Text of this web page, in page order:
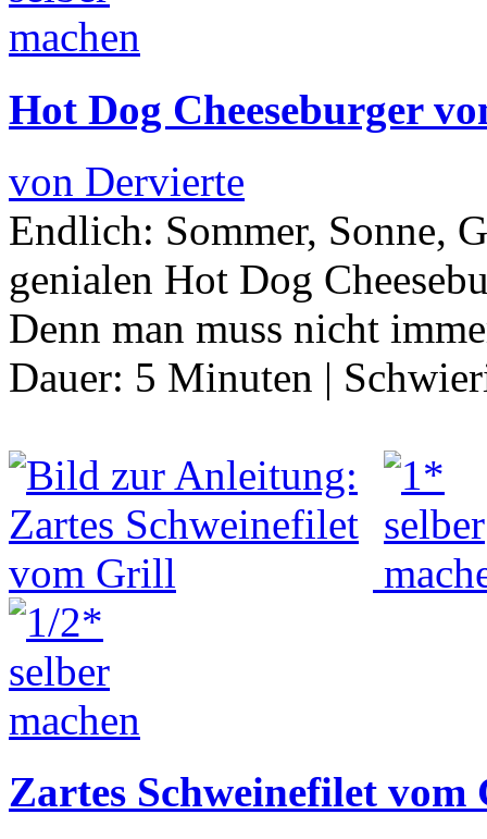
Hot Dog Cheeseburger
von Dervierte
Endlich: Sommer, Sonne,
genialen Hot Dog
Denn man muss nicht
Dauer: 5 Minuten |
Zartes Schweinefilet